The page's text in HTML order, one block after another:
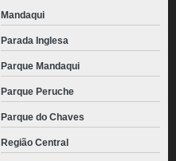
Mandaqui
Parada Inglesa
Parque Mandaqui
Parque Peruche
Parque do Chaves
Região Central